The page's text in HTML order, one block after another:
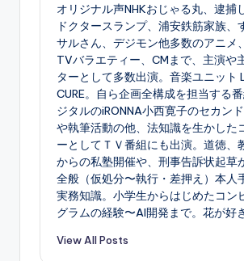
オリジナル声NHKおじゃる丸、逮捕
ドクタースランプ、浦安鉄筋家族、
サルさん、デジモン他多数のアニメ
TVバラエティー、CMまで、主演や
ターとして多数出演。音楽ユニット
CURE。自ら企画全構成を担当する
ジタルのiRONNA小西寛子のセカン
や執筆活動の他、法知識を生かした
ーとしてＴＶ番組にも出演。道徳、
からの私塾開催や、刑事告訴状起草
全般（仮処分〜執行・差押え）本人
実務知識。小学生からはじめたコン
グラムの経験〜AI開発まで。花が好
View All Posts